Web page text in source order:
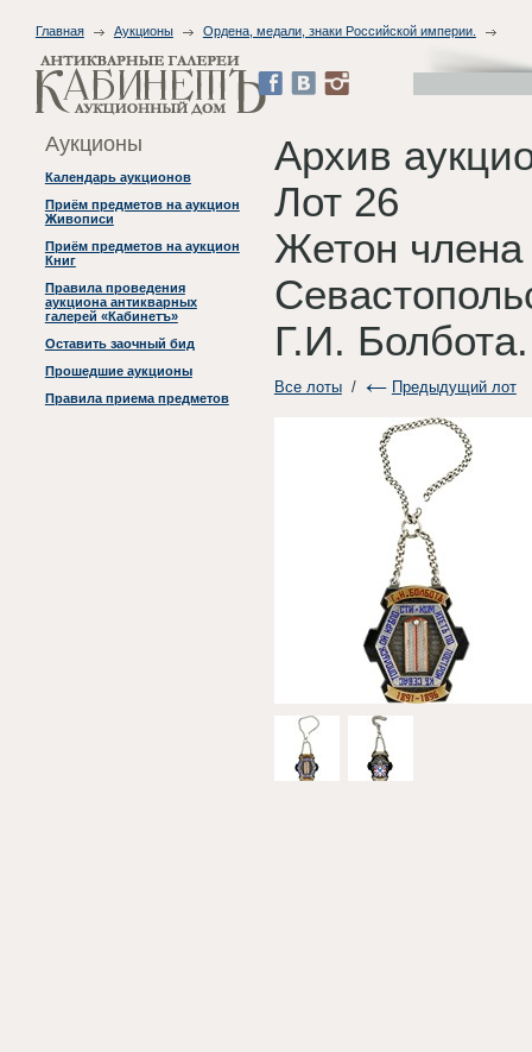
Главная Аукционы Ордена, медали, знаки Российской империи.
Аукционы
Календарь аукционов
Приём предметов на аукцион
Живописи
Приём предметов на аукцион
Книг
Правила проведения
аукциона антикварных
галерей «Кабинетъ»
Оставить заочный бид
Прошедшие аукционы
Правила приема предметов
Архив
Лот 26
Жетон члена
Г.И. Болбота.
Все лоты/ Предыдущий лот